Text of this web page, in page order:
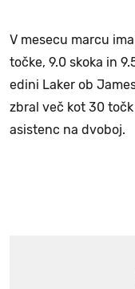
V mesecu marcu
točke, 9.0 skoka in
edini Laker ob
zbral več kot 30
asistenc na dvoboj.